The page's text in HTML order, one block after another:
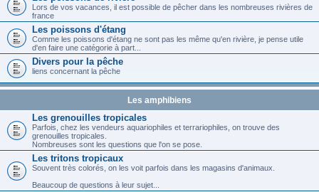
Lors de vos vacances, il est possible de pêcher dans les nombreuses rivières de
france
Les poissons d'étang
Comme les poissons d'étang ne sont pas les même qu'en rivière, je pense utile
d'en faire une catégorie à part...
Divers pour la pêche
liens concernant la pêche
Les amphibiens
Les grenouilles tropicales
Parfois, chez les vendeurs aquariophiles et terrariophiles, on trouve des
grenouilles tropicales.
Nombreuses sont les questions que l'on se pose.
Les tritons tropicaux
Souvent très colorés, on les voit parfois dans les magasins d'animaux.
Beaucoup de questions à leur sujet...